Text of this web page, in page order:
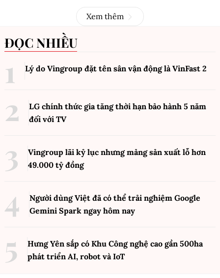
Xem thêm
ĐỌC NHIỀU
Lý do Vingroup đặt tên sân vận động là VinFast 2
LG chính thức gia tăng thời hạn bảo hành 5 năm
đối với TV
Vingroup lãi kỷ lục nhưng mảng sản xuất lỗ hơn
49.000 tỷ đồng
Người dùng Việt đã có thể trải nghiệm Google
Gemini Spark ngay hôm nay
Hưng Yên sắp có Khu Công nghệ cao gần 500ha
phát triển AI, robot và IoT